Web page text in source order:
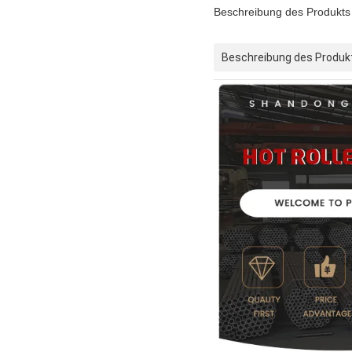
Beschreibung des Produkts
Beschreibung des